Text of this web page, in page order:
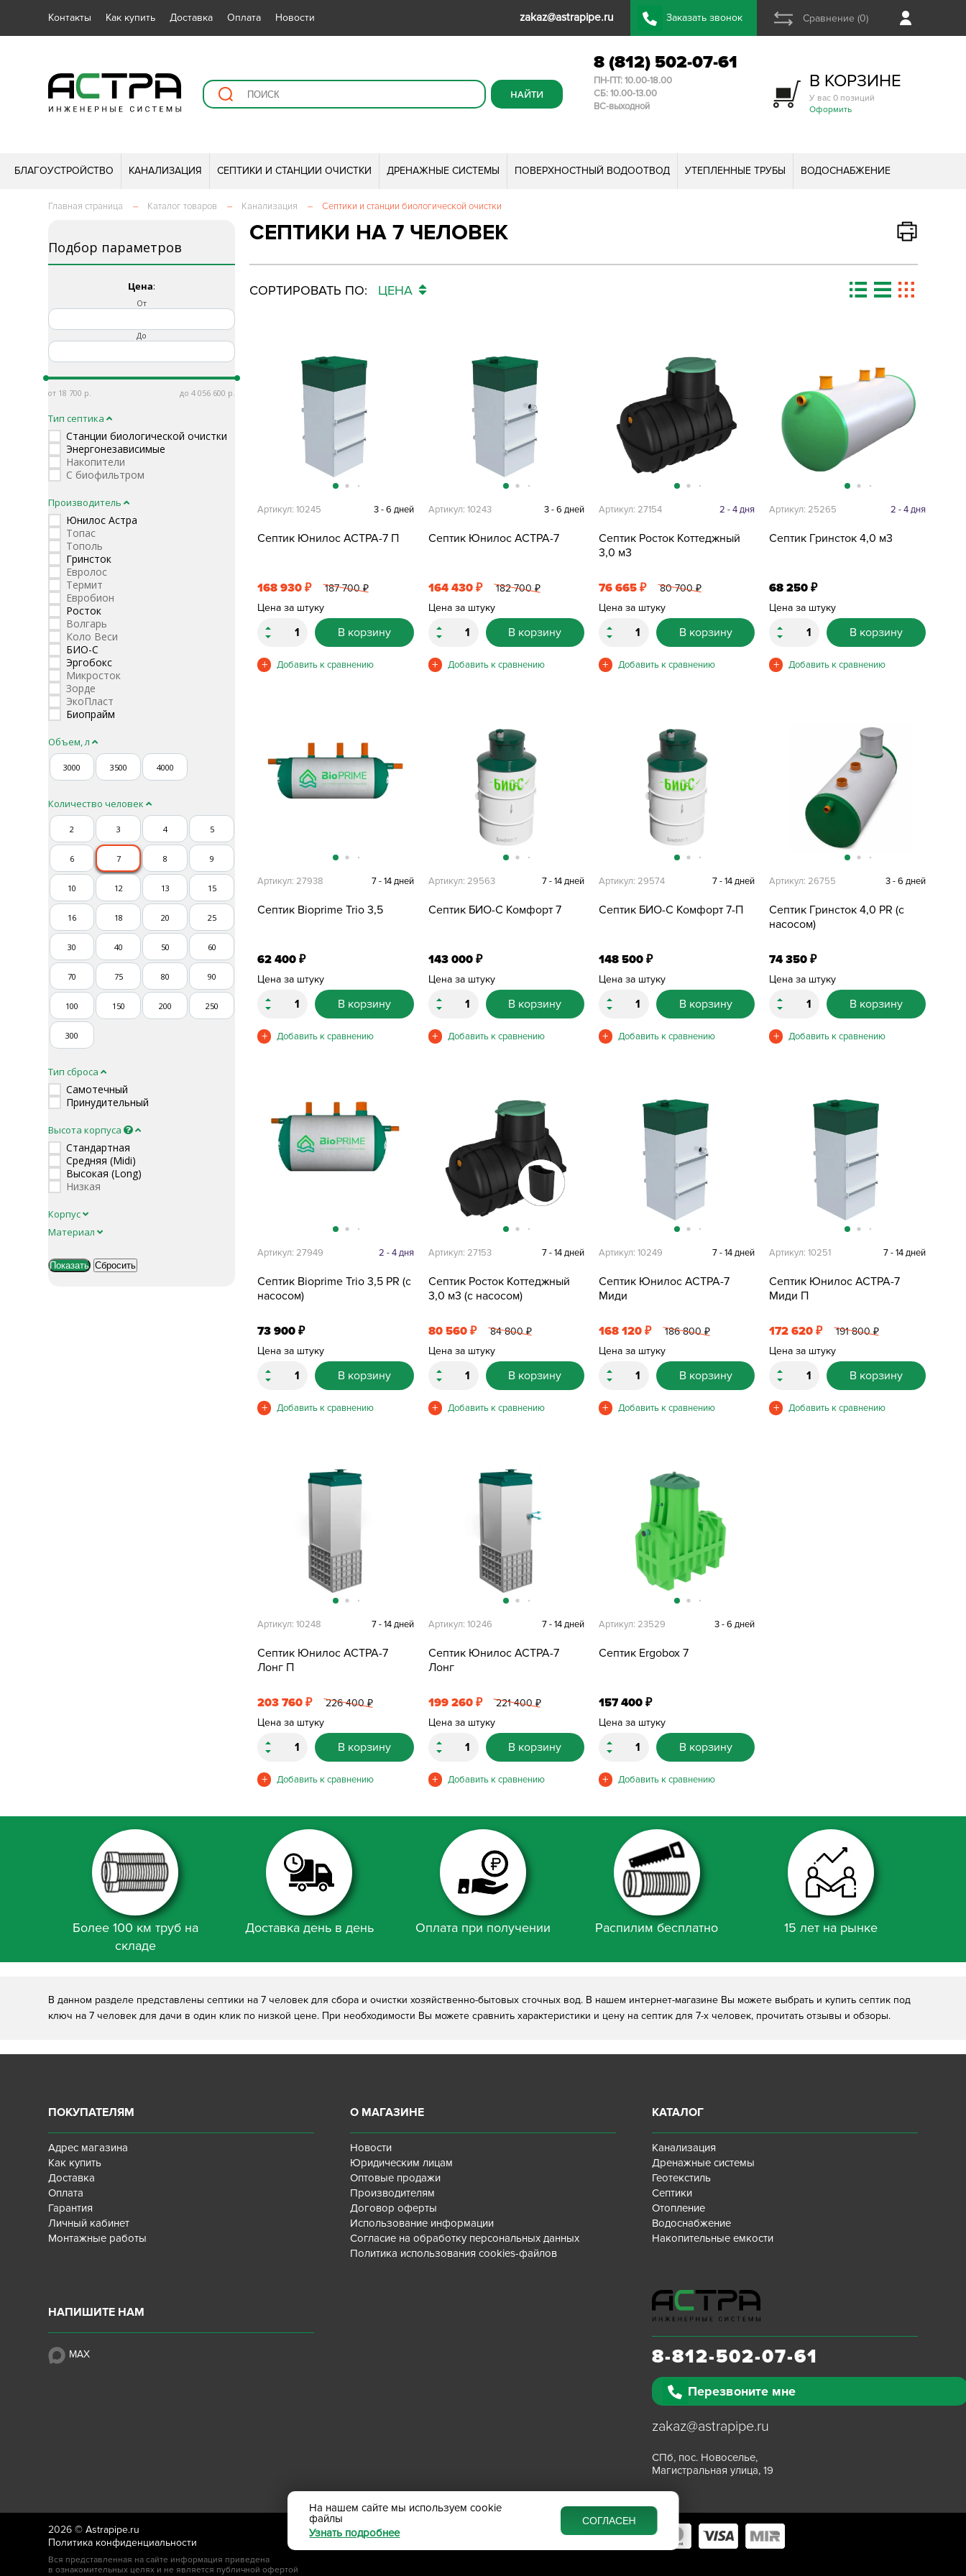
Контакты Как купить Доставка Оплата Новости zakaz@astrapipe.ru Заказать звонок Сравнение (0)
8 (812) 502-07-61
ПН-ПТ: 10.00-18.00
СБ: 10.00-13.00
ВС-выходной
В КОРЗИНЕ
У вас 0 позиций
Оформить
БЛАГОУСТРОЙСТВО КАНАЛИЗАЦИЯ СЕПТИКИ И СТАНЦИИ ОЧИСТКИ ДРЕНАЖНЫЕ СИСТЕМЫ ПОВЕРХНОСТНЫЙ ВОДООТВОД УТЕПЛЕННЫЕ ТРУБЫ ВОДОСНАБЖЕНИЕ
Главная страница – Каталог товаров – Канализация – Септики и станции биологической очистки
Подбор параметров
Цена:
От
До
18 700 4 056 600
Тип септика
Станции биологической очистки
Энергонезависимые
Накопители
С биофильтром
Производитель
Юнилос Астра
Топас
Тополь
Гринсток
Евролос
Термит
Евробион
Росток
Волгарь
Коло Веси
БИО-С
Эргобокс
Микросток
Зорде
ЭкоПласт
Биопрайм
Объем, л
3000 3500 4000
Количество человек
2 3 4 5
6 7 8 9
10 12 13 15
16 18 20 25
30 40 50 60
70 75 80 90
100 150 200 250
300
Тип сброса
Самотечный
Принудительный
Высота корпуса
Стандартная
Средняя (Midi)
Высокая (Long)
Низкая
Корпус
Материал
СЕПТИКИ НА 7 ЧЕЛОВЕК
СОРТИРОВАТЬ ПО: ЦЕНА
Септик Юнилос АСТРА-7 П
Артикул: 10245 3 - 6 дней
168 930₽ 187 700₽
Цена за штуку
В корзину
Септик Юнилос АСТРА-7
Артикул: 10243 3 - 6 дней
164 430 ₽ 182 700₽
Цена за штуку
В корзину
Септик Росток Коттеджный
3,0 м3
Артикул: 27154 2 - 4 дня
76 665 ₽ 80 700₽
Цена за штуку
В корзину
Септик Гринсток 4,0 м3
Артикул: 25265 2 - 4 дня
68 250₽
Цена за штуку
В корзину
Септик Bioprime Trio 3,5
Артикул: 27938 7 - 14 дней
62 400₽
Цена за штуку
В корзину
Септик БИО-С Комфорт 7
Артикул: 29563 7 - 14 дней
143 000 ₽
Цена за штуку
В корзину
Септик БИО-С Комфорт 7-П
Артикул: 29574 7 - 14 дней
148 500 ₽
Цена за штуку
В корзину
Септик Гринсток 4,0 PR (с
насосом)
Артикул: 26755 3 - 6 дней
74 350₽
Цена за штуку
В корзину
Септик Bioprime Trio 3,5 PR (с
насосом)
Артикул: 27949 2 - 4 дня
73 900₽
Цена за штуку
В корзину
Септик Росток Коттеджный
3,0 м3 (с насосом)
Артикул: 27153 7 - 14 дней
80 560 ₽ 84 800₽
Цена за штуку
В корзину
Септик Юнилос АСТРА-7
Миди
Артикул: 10249 7 - 14 дней
168 120 ₽ 186 800₽
Цена за штуку
В корзину
Септик Юнилос АСТРА-7
Миди П
Артикул: 10251 7 - 14 дней
172 620₽ 191 800₽
Цена за штуку
В корзину
Септик Юнилос АСТРА-7
Лонг П
Артикул: 10248 7 - 14 дней
203 760₽ 226 400₽
Цена за штуку
В корзину
Септик Юнилос АСТРА-7
Лонг
Артикул: 10246 7 - 14 дней
199 260 ₽ 221 400₽
Цена за штуку
В корзину
Септик Ergobox 7
Артикул: 23529 3 - 6 дней
157 400 ₽
Цена за штуку
В корзину
Более 100 км труб на
складе
Доставка день в день Оплата при получении Распилим бесплатно 15 лет на рынке
В данном разделе представлены септики на 7 человек для сбора и очистки хозяйственно-бытовых сточных вод. В нашем интернет-магазине Вы можете выбрать и купить септик под
ключ на 7 человек для дачи в один клик по низкой цене. При необходимости Вы можете сравнить характеристики и цену на септик для 7-х человек, прочитать отзывы и обзоры.
8-812-502-07-61
Перезвоните мне
zakaz@astrapipe.ru
СПб, пос. Новоселье,
Магистральная улица, 19
ПОКУПАТЕЛЯМ
Адрес магазина
Как купить
Доставка
Оплата
Гарантия
Личный кабинет
Монтажные работы
О МАГАЗИНЕ
Новости
Юридическим лицам
Оптовые продажи
Производителям
Договор оферты
Использование информации
Согласие на обработку персональных данных
Политика использования cookies-файлов
КАТАЛОГ
Канализация
Дренажные системы
Геотекстиль
Септики
Отопление
Водоснабжение
Накопительные емкости
НАПИШИТЕ НАМ
MAX
2026 ©Astrapipe.ru
Политика конфиденциальности
Вся представленная на сайте информация приведена
в ознакомительных целях и не является публичной офертой
На нашем сайте мы используем cookie
файлы
Узнать подробнее
СОГЛАСЕН